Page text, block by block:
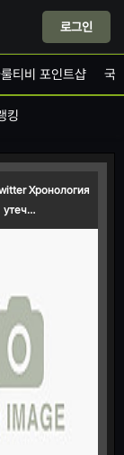
로그인
티비 포인트샵 국
킹
Хронология
утеч…